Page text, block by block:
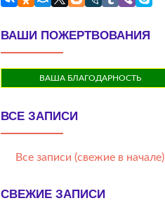
ВАШИ ПОЖЕРТВОВАНИЯ
ВАША БЛАГОДАРНОСТЬ
ВСЕ ЗАПИСИ
Все записи (свежие в начале)
СВЕЖИЕ ЗАПИСИ